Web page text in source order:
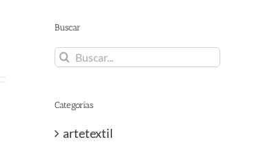
Buscar
Buscar:
Categorías
artetextil